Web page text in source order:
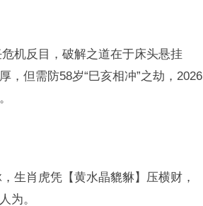
机反目，破解之道在于床头悬挂
，但需防58岁“巳亥相冲”之劫，2026
生肖虎凭【黄水晶貔貅】压横财，
为。